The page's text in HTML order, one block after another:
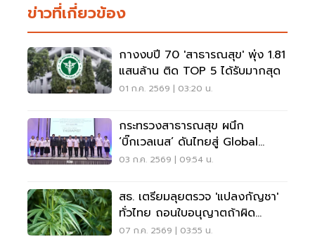
ข่าวที่เกี่ยวข้อง
กางงบปี 70 'สาธารณสุข' พุ่ง 1.81
แสนล้าน ติด TOP 5 ได้รับมากสุด
01 ก.ค. 2569 | 03:20 น.
กระทรวงสาธารณสุข ผนึก
‘บิ๊กเวลเนส’ ดันไทยสู่ Global
Wellness Hub
03 ก.ค. 2569 | 09:54 น.
สธ. เตรียมลุยตรวจ 'แปลงกัญชา'
ทั่วไทย ถอนใบอนุญาตถ้าผิด
เงื่อนไข
07 ก.ค. 2569 | 03:55 น.